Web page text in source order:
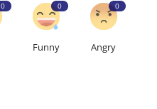
0 0
Funny
0
Angry